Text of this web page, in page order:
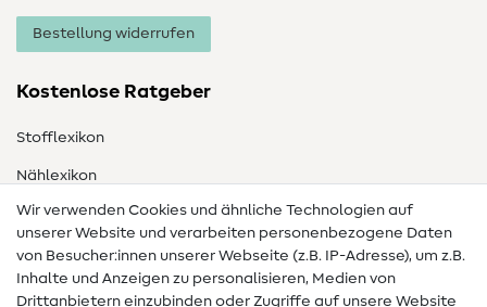
Bestellung widerrufen
Kostenlose Ratgeber
Stofflexikon
Nählexikon
Nähanleitungen
Hilfe & Kontakt
Wir verwenden Cookies und ähnliche Technologien auf
unserer Website und verarbeiten personenbezogene Daten
von Besucher:innen unserer Webseite (z.B. IP-Adresse), um z.B.
Inhalte und Anzeigen zu personalisieren, Medien von
Drittanbietern einzubinden oder Zugriffe auf unsere Website